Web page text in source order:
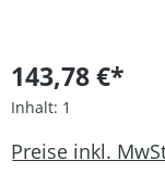
143,78 €*
Inhalt: 1
Preise inkl.